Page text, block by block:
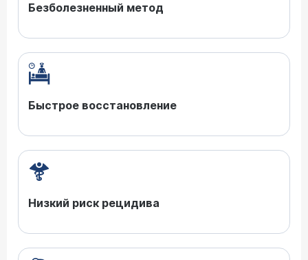
Безболезненный метод
Быстрое восстановление
Низкий риск рецидива